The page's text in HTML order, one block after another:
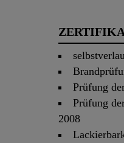
Prüfung
Prüfung
2008